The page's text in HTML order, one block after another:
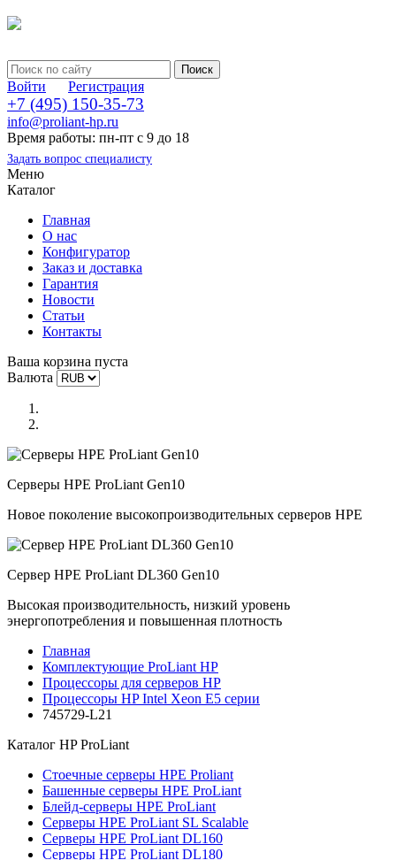
Войти Регистрация
+7 (495) 150-35-73
info@proliant-hp.ru
Время работы: пн-пт с 9 до 18
Задать вопрос специалисту
Меню
Каталог
Главная
О нас
Конфигуратор
Заказ и доставка
Гарантия
Новости
Статьи
Контакты
Ваша корзина пуста
Валюта
Серверы HPE ProLiant Gen10
Новое поколение высокопроизводительных серверов HPE
Сервер HPE ProLiant DL360 Gen10
Высокая производительность, низкий уровень
энергопотребления и повышенная плотность
Главная
Комплектующие ProLiant HP
Процессоры для серверов HP
Процессоры HP Intel Xeon E5 серии
745729-L21
Каталог HP ProLiant
Стоечные серверы HPE Proliant
Башенные серверы HPE ProLiant
Блейд-серверы HPE ProLiant
Серверы HPE ProLiant SL Scalable
Серверы HPE ProLiant DL160
Серверы HPE ProLiant DL180